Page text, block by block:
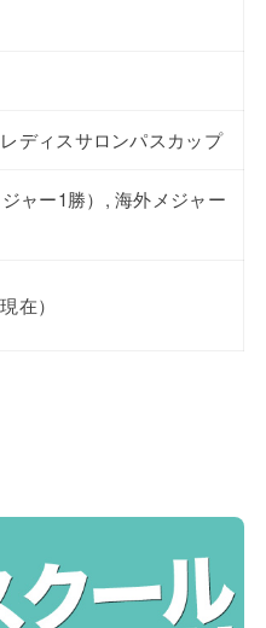
ディスサロンパスカップ
ャー1勝）, 海外メジャー
在）